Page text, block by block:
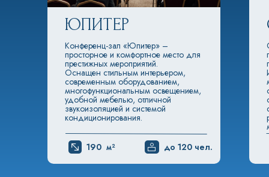
ЮПИТЕР
Конференц-зал «Юпитер» –
просторное и комфортное место для
престижных мероприятий.
Оснащен стильным интерьером,
современным оборудованием,
многофункциональным освещением,
удобной мебелью, отличной
звукоизоляцией и системой
кондиционирования.
190 м² до 120 чел.